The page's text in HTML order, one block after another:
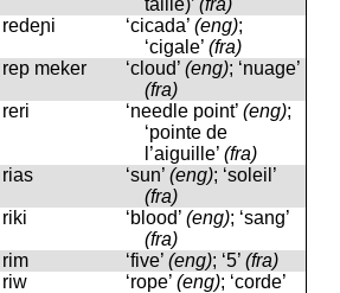
taille)’ (fra)
redeɲi ‘cicada’ (eng);
‘cigale’ (fra)
rep meker ‘cloud’ (eng); ‘nuage’
(fra)
reri ‘needle point’ (eng);
‘pointe de
l’aiguille’ (fra)
rias ‘sun’ (eng); ‘soleil’
(fra)
riki ‘blood’ (eng); ‘sang’
(fra)
rim ‘five’ (eng); ‘5’ (fra)
riw ‘rope’ (eng); ‘corde’